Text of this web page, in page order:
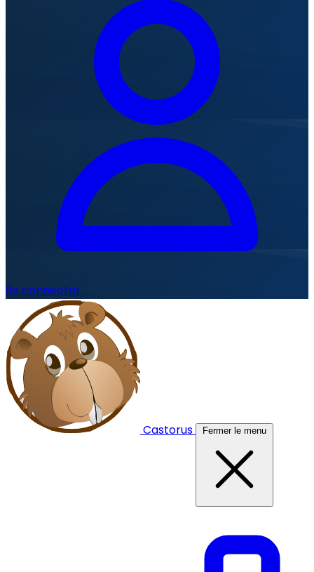
Se connecter
Castorus Fermer le menu